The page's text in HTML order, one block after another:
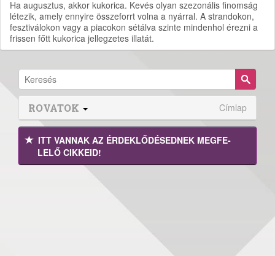
Ha augusztus, akkor kukorica. Kevés olyan szezonális finomság
létezik, amely ennyire összeforrt volna a nyárral. A strandokon,
fesztiválokon vagy a piacokon sétálva szinte mindenhol érezni a
frissen főtt kukorica jellegzetes illatát.
ROVATOK Címlap
ITT VANNAK AZ ÉRDEK­LŐDÉ­SEDNEK MEGFE­
LELŐ CIKKEID!